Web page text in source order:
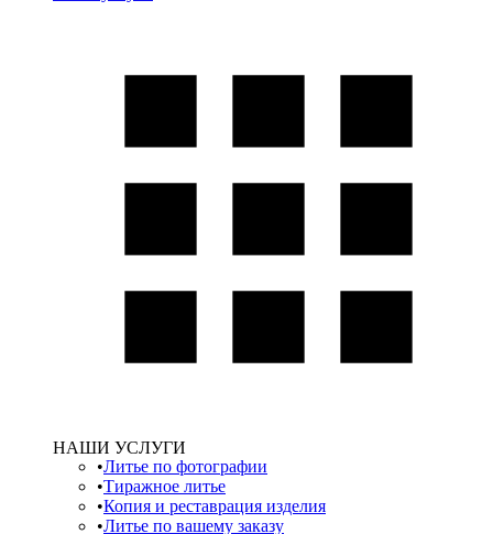
НАШИ УСЛУГИ
Литье по фотографии
Тиражное литье
Копия и реставрация изделия
Литье по вашему заказу